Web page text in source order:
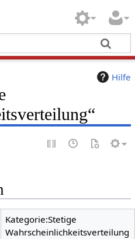
Hilfe
Kategorie:Stetige
Wahrscheinlichkeitsverteilung